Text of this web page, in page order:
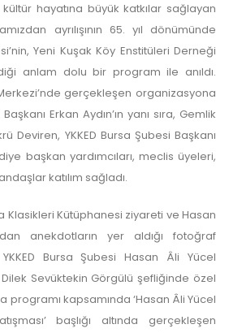
hayatına büyük katkılar sağlayan
ayrılışının 65. yıl dönümünde
Yeni Kuşak Köy Enstitüleri Derneği
anlam dolu bir program ile anıldı.
gerçekleşen organizasyona
Erkan Aydın’ın yanı sıra, Gemlik
Deviren, YKKED Bursa Şubesi Başkanı
başkan yardımcıları, meclis üyeleri,
katılım sağladı.
Klasikleri Kütüphanesi ziyareti ve Hasan
anekdotların yer aldığı fotoğraf
Bursa Şubesi Hasan Âli Yücel
Sevüktekin Görgülü şefliğinde özel
programı kapsamında ‘Hasan Âli Yücel
başlığı altında gerçekleşen